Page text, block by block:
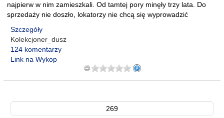
najpierw w nim zamieszkali. Od tamtej pory minęły trzy lata. Do
sprzedaży nie doszło, lokatorzy nie chcą się wyprowadzić
Szczegóły
Kolekcjoner_dusz
124 komentarzy
Link na Wykop
269